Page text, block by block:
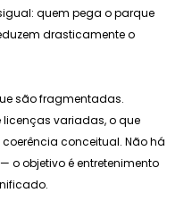
quem pega o parque
drasticamente o
são fragmentadas.
licenças variadas, o que
conceitual. Não há
o objetivo é entretenimento